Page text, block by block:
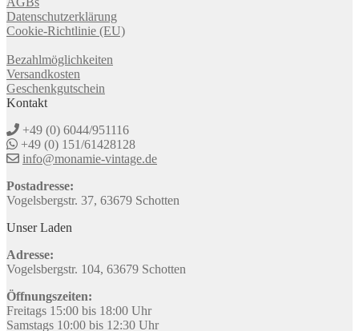
Datenschutzerklärung
Cookie-Richtlinie (EU)
Bezahlmöglichkeiten
Versandkosten
Geschenkgutschein
Kontakt
+49 (0) 6044/951116
+49 (0) 151/61428128
info@monamie-vintage.de
Postadresse:
Vogelsbergstr. 37, 63679 Schotten
Unser Laden
Adresse:
Vogelsbergstr. 104, 63679 Schotten
Öffnungszeiten:
Freitags 15:00 bis 18:00 Uhr
Samstags 10:00 bis 12:30 Uhr